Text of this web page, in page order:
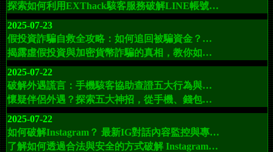
探索如何利用EXThack駭客服務破解LINE帳號，監控聊天記錄，恢復刪除的訊息、監聽通話，全面掌控LINE帳號活動，保護您的權益。立即聯繫我們，獲取專業的駭客協助。
2025-07-23
假投資詐騙自救全攻略：如何追回被騙資金？反詐駭客追回資金服務完整指南
揭露虛假投資與加密貨幣詐騙的真相，教你如何自救與追回損失資金。了解 EXT駭客服務如何用專業技術幫助被害者重獲安心，防止後續詐騙。
2025-07-22
破解外遇謊言：手機駭客協助查證五大行為與證據幫你揭示伴侶出軌真相
懷疑伴侶外遇？探索五大神招，從手機、錢包、汽車到性生活，揭秘出軌真相。需要專業駭客協助？EXT駭客服務助你破解真相。
2025-07-22
如何破解Instagram？ 最新IG對話內容監控與專業破解ig駭客推薦
了解如何透過合法與安全的方式破解 Instagram 帳戶、查看對方 IG 對話記錄，保障孩子與親人的網路安全。本指南介紹最佳黑客工具、完整操作方法與專業駭客服務推薦。